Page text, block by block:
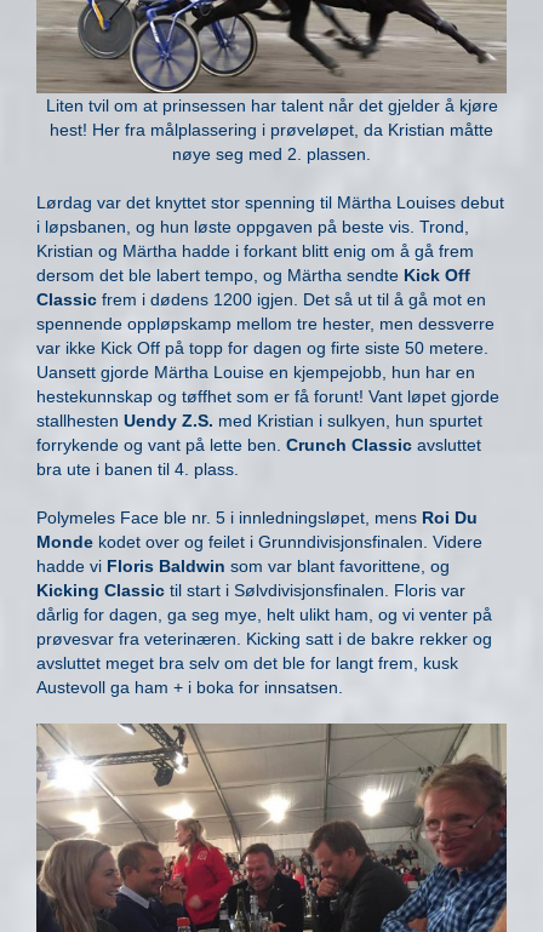
Liten tvil om at prinsessen har talent når det gjelder å kjøre
hest! Her fra målplassering i prøveløpet, da Kristian måtte
nøye seg med 2. plassen.
Lørdag var det knyttet stor spenning til Märtha Louises debut
i løpsbanen, og hun løste oppgaven på beste vis. Trond,
Kristian og Märtha hadde i forkant blitt enig om å gå frem
dersom det ble labert tempo, og Märtha sendte Kick Off
Classic frem i dødens 1200 igjen. Det så ut til å gå mot en
spennende oppløpskamp mellom tre hester, men dessverre
var ikke Kick Off på topp for dagen og firte siste 50 metere.
Uansett gjorde Märtha Louise en kjempejobb, hun har en
hestekunnskap og tøffhet som er få forunt! Vant løpet gjorde
stallhesten Uendy Z.S. med Kristian i sulkyen, hun spurtet
forrykende og vant på lette ben. Crunch Classic avsluttet
bra ute i banen til 4. plass.
Polymeles Face ble nr. 5 i innledningsløpet, mens Roi Du
Monde kodet over og feilet i Grunndivisjonsfinalen. Videre
hadde vi Floris Baldwin som var blant favorittene, og
Kicking Classic til start i Sølvdivisjonsfinalen. Floris var
dårlig for dagen, ga seg mye, helt ulikt ham, og vi venter på
prøvesvar fra veterinæren. Kicking satt i de bakre rekker og
avsluttet meget bra selv om det ble for langt frem, kusk
Austevoll ga ham + i boka for innsatsen.